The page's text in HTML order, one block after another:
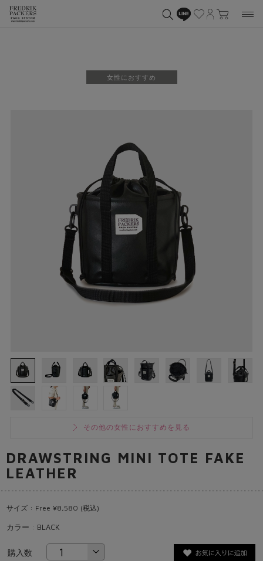
女性におすすめ
その他の女性におすすめを見る
DRAWSTRING MINI TOTE FAKE
LEATHER
サイズ : Free ¥8,580 (税込)
カラー : BLACK
購入数